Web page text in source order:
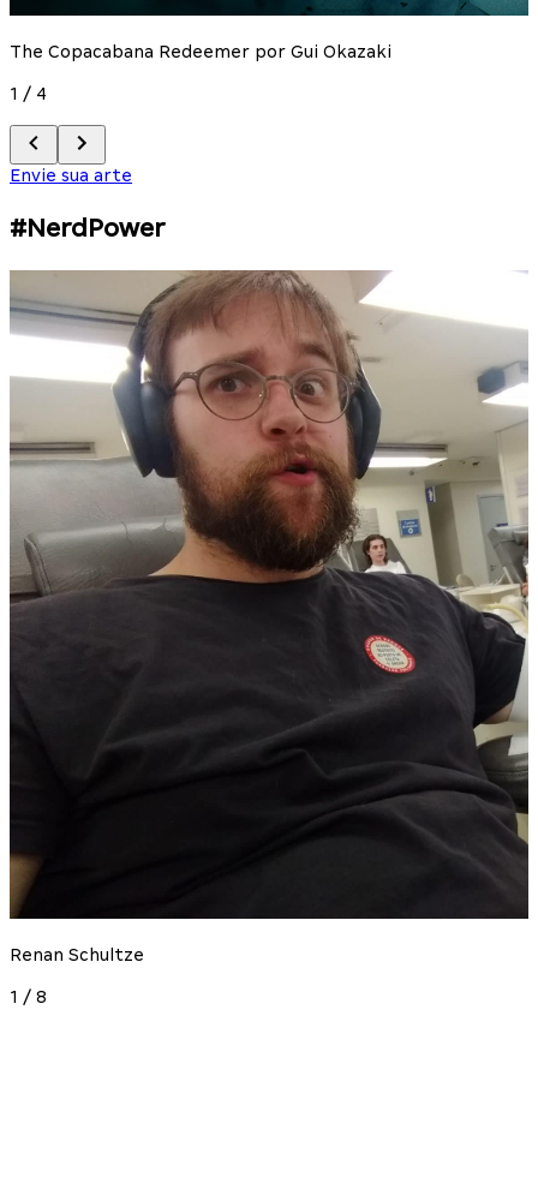
The Copacabana Redeemer por Gui Okazaki
1 / 4
Envie sua arte
#NerdPower
Renan Schultze
1 / 8